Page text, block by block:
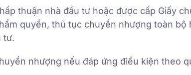
thuận nhà đầu tư hoặc được cấp Giấy
quyền, thủ tục chuyển nhượng toàn bộ
tư.
nhượng nếu đáp ứng điều kiện theo